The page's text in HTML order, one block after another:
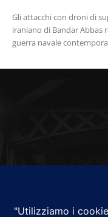
Gli attacchi con droni di
iraniano di Bandar Abbas
guerra navale
Alground Geopolitica